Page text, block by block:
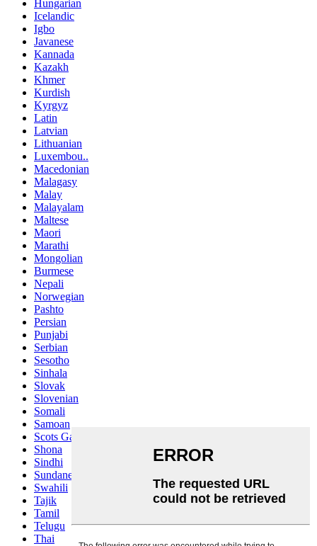
Hungarian
Icelandic
Igbo
Javanese
Kannada
Kazakh
Khmer
Kurdish
Kyrgyz
Latin
Latvian
Lithuanian
Luxembou..
Macedonian
Malagasy
Malay
Malayalam
Maltese
Maori
Marathi
Mongolian
Burmese
Nepali
Norwegian
Pashto
Persian
Punjabi
Serbian
Sesotho
Sinhala
Slovak
Slovenian
Somali
Samoan
Scots Gaelic
Shona
Sindhi
Sundanese
Swahili
Tajik
Tamil
Telugu
Thai